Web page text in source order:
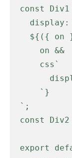
const
`;
const
export